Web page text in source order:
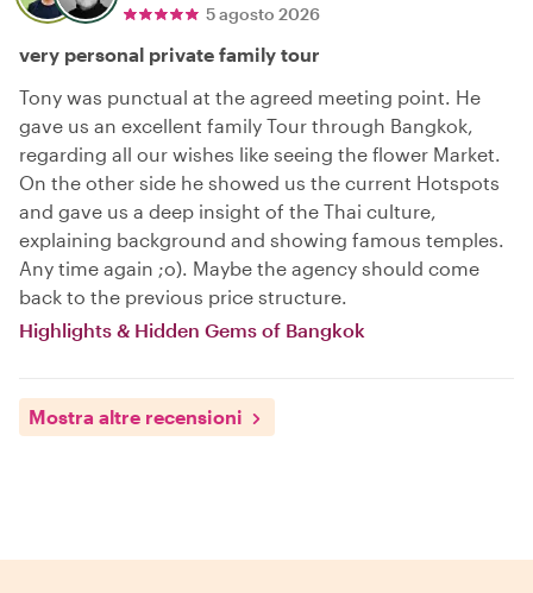
5 agosto 2026
very personal private family tour
Tony was punctual at the agreed meeting point. He
gave us an excellent family Tour through Bangkok,
regarding all our wishes like seeing the flower Market.
On the other side he showed us the current Hotspots
and gave us a deep insight of the Thai culture,
explaining background and showing famous temples.
Any time again ;o). Maybe the agency should come
back to the previous price structure.
Highlights & Hidden Gems of Bangkok
Mostra altre recensioni